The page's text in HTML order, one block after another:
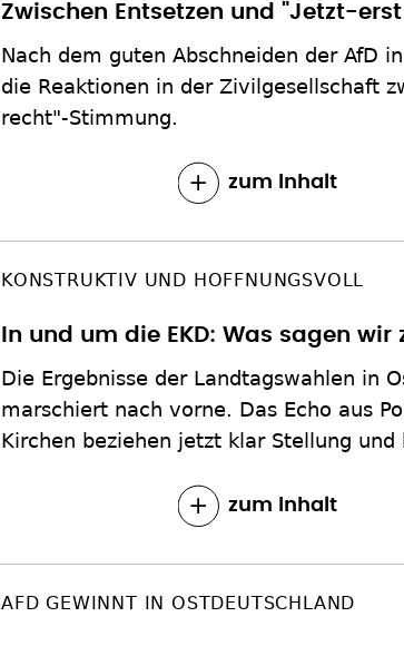
Zwischen Entsetzen und "Jetzt-
Nach dem guten Abschneiden der AfD
die Reaktionen in der Zivilgesellschaft
recht"-Stimmung.
zum Inhalt
KONSTRUKTIV UND HOFFNUNGSVOLL
In und um die EKD: Was sagen wir
Die Ergebnisse der Landtagswahlen in
marschiert nach vorne. Das Echo aus
Kirchen beziehen jetzt klar Stellung und
zum Inhalt
AFD GEWINNT IN OSTDEUTSCHLAND